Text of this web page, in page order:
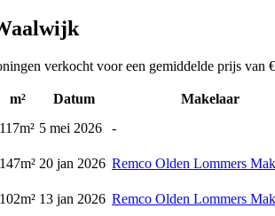
verkocht voor een gemiddelde prijs van
m² Datum
Makelaar
117m² 5 mei 2026
-
147m² 20 jan 2026 Remco Olden Lommers
102m² 13 jan 2026 Remco Olden Lommers